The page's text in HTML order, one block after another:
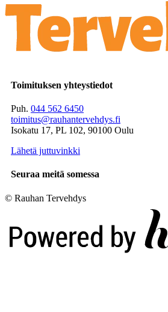
Toimituksen yhteystiedot
Puh. 044 562 6450
toimitus@rauhantervehdys.fi
Isokatu 17, PL 102, 90100 Oulu
Lähetä juttuvinkki
Seuraa meitä somessa
© Rauhan Tervehdys